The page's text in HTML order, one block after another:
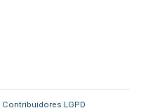
Contribuidores LGPD